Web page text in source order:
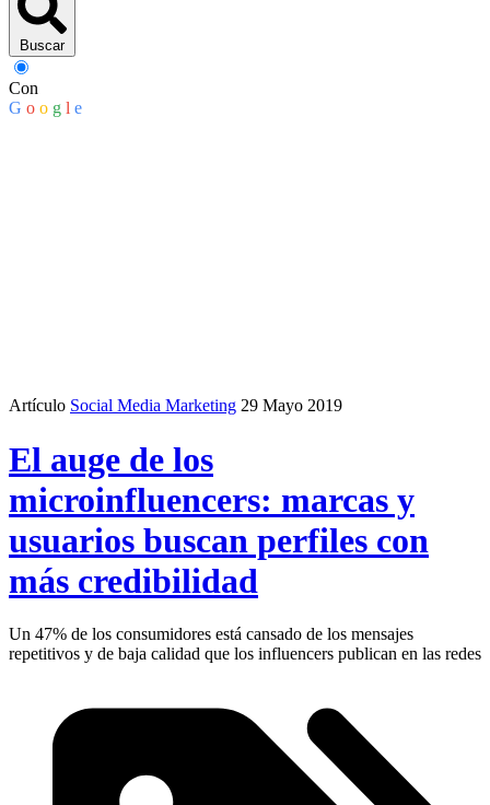
Buscar
Con
G o o g l e
Artículo Social Media Marketing 29 Mayo 2019
El auge de los
microinfluencers: marcas y
usuarios buscan perfiles con
más credibilidad
Un 47% de los consumidores está cansado de los mensajes
repetitivos y de baja calidad que los influencers publican en las redes